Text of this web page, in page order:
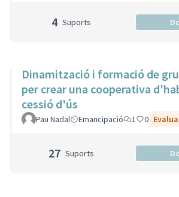
4 Suports
Dinamització i formació de
per crear una cooperativa
cessió d'ús
Pau Nadal Emancipació 1 0
27 Suports